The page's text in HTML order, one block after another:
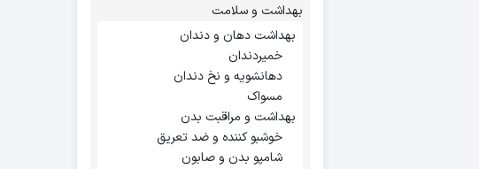
بهداشت و سلامت
بهداشت دهان و دندان
خمیردندان
دهانشویه و نخ دندان
مسواک
بهداشت و مراقبت بدن
خوشبو کننده و ضد تعریق
شامپو بدن و صابون